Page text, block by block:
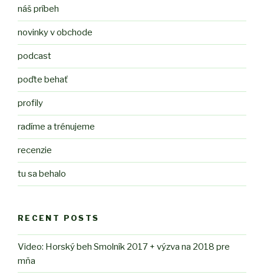
náš príbeh
novinky v obchode
podcast
poďte behať
profily
radíme a trénujeme
recenzie
tu sa behalo
RECENT POSTS
Video: Horský beh Smolník 2017 + výzva na 2018 pre
mňa